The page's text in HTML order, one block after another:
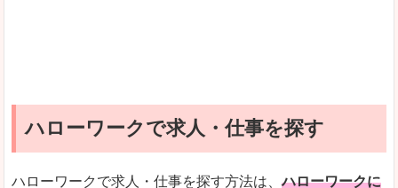
ハローワークで求人・仕事を探す
ハローワークで求人・仕事を探す方法は、ハローワークに